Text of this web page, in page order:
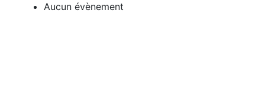
Aucun évènement